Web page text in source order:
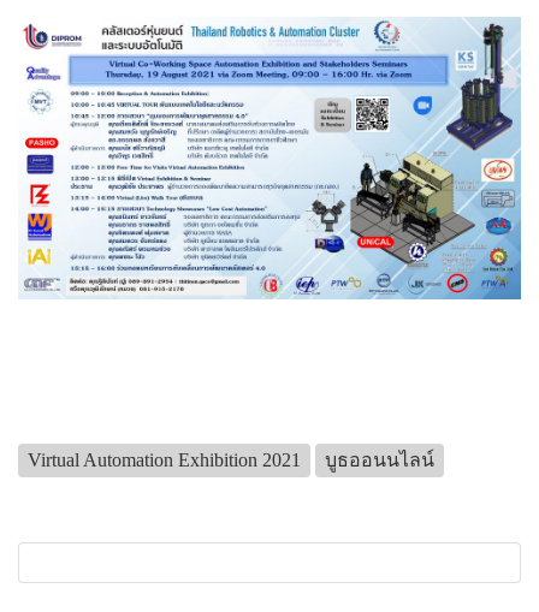
Virtual Automation Exhibition 2021 บูธออนนไลน์